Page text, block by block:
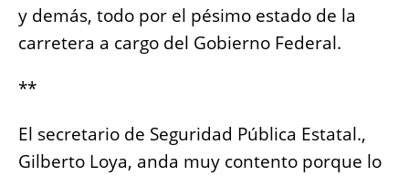
y demás, todo por el pésimo estado de la
carretera a cargo del Gobierno Federal.
**
El secretario de Seguridad Pública Estatal.,
Gilberto Loya, anda muy contento porque lo